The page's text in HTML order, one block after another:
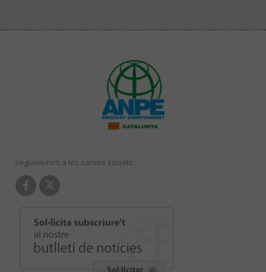
Segueix-nos a les xarxes socials: